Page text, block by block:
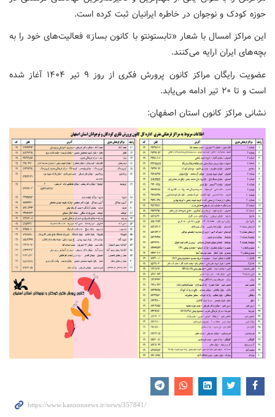
حوزه کودک و نوجوان در خاطره ایرانیان ثبت کرده است.
این مراکز امسال با شعار «تابستونتو با کانون بساز» فعالیت‌های خود را به
بچه‌های ایران ارایه می‌کنند.
عضویت رایگان مراکز کانون پرورش فکری از روز ۹ تیر ۱۴۰۴ آغاز شده
است و تا ۲۰ تیر ادامه می‌یابد.
نشانی مراکز کانون استان اصفهان: